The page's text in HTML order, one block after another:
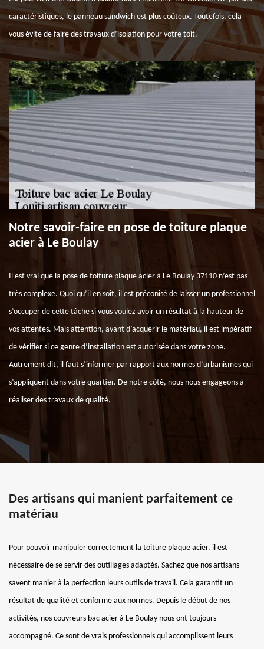
caractéristiques, le panneau sandwich est plus coûteux. Toutefois, cela
vous évite de faire des travaux d’isolation pour votre toit.
Notre savoir-faire en pose de toiture plaque
acier à Le Boulay
Il est vrai que la pose de toiture plaque acier à Le Boulay 37110 n’est pas
très complexe. Quoi qu’il en soit, il est préconisé de laisser un professionnel
s’occuper de cette tâche si vous voulez avoir un résultat à la hauteur de
vos attentes. Mais attention, avant d’acquérir le matériau, il est impératif
de vérifier si ce genre d’installation est autorisée dans votre zone.
Autrement dit, il faut s’informer par rapport aux normes d’urbanismes qui
s’appliquent dans votre quartier. De notre côté, nous nous engageons à
réaliser des travaux de qualité.
Des artisans qui manient parfaitement ce
matériau
Pour pouvoir manipuler correctement la toiture plaque acier, il est
nécessaire de se servir des outillages adaptés. Sachez que nos artisans
savent manier à la perfection leurs outils de travail. Cela garantit un
résultat de qualité et conforme aux normes. Depuis le début de nos
activités, nos couvreurs bac acier à Le Boulay nous ont toujours
accompagné. Ce sont de vrais professionnels qui accomplissent leurs